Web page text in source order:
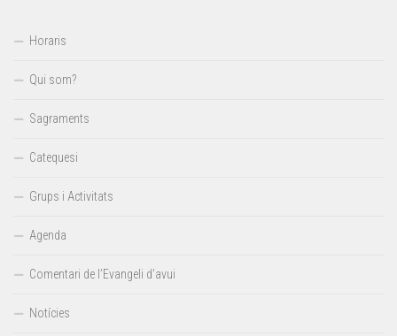
Horaris
Qui som?
Sagraments
Catequesi
Grups i Activitats
Agenda
Comentari de l’Evangeli d’avui
Notícies